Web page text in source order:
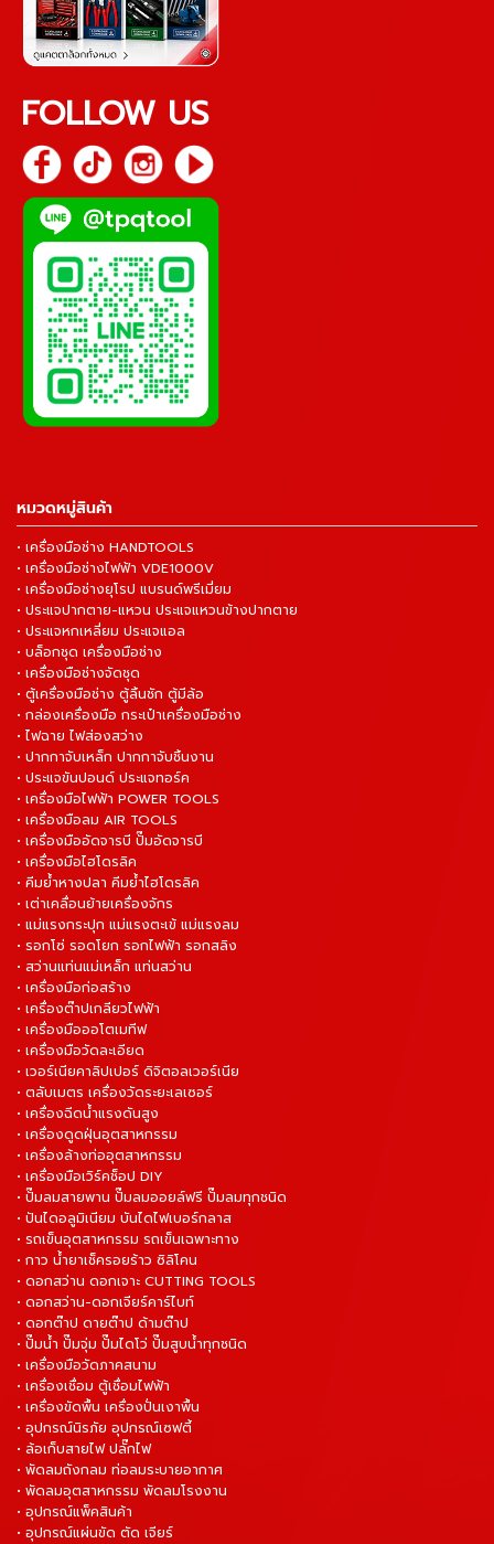
FOLLOW US
หมวดหมู่สินค้า
• เครื่องมือช่าง HANDTOOLS
• เครื่องมือช่างไฟฟ้า VDE1000V
• เครื่องมือช่างยุโรป แบรนด์พรีเมี่ยม
• ประแจปากตาย-แหวน ประแจแหวนข้างปากตาย
• ประแจหกเหลี่ยม ประแจแอล
• บล็อกชุด เครื่องมือช่าง
• เครื่องมือช่างจัดชุด
• ตู้เครื่องมือช่าง ตู้ลิ้นชัก ตู้มีล้อ
• กล่องเครื่องมือ กระเป๋าเครื่องมือช่าง
• ไฟฉาย ไฟส่องสว่าง
• ปากกาจับเหล็ก ปากกาจับชิ้นงาน
• ประแจขันปอนด์ ประแจทอร์ค
• เครื่องมือไฟฟ้า POWER TOOLS
• เครื่องมือลม AIR TOOLS
• เครื่องมืออัดจารบี ปั๊มอัดจารบี
• เครื่องมือไฮโดรลิค
• คีมย้ำหางปลา คีมย้ำไฮโดรลิค
• เต่าเคลื่อนย้ายเครื่องจักร
• แม่แรงกระปุก แม่แรงตะเข้ แม่แรงลม
• รอกโซ่ รอดโยก รอกไฟฟ้า รอกสลิง
• สว่านแท่นแม่เหล็ก แท่นสว่าน
• เครื่องมือก่อสร้าง
• เครื่องต๊าปเกลียวไฟฟ้า
• เครื่องมือออโตเมทีฟ
• เครื่องมือวัดละเอียด
• เวอร์เนียคาลิปเปอร์ ดิจิตอลเวอร์เนีย
• ตลับเมตร เครื่องวัดระยะเลเซอร์
• เครื่องฉีดน้ำแรงดันสูง
• เครื่องดูดฝุ่นอุตสาหกรรม
• เครื่องล้างท่ออุตสาหกรรม
• เครื่องมือเวิร์คช็อป DIY
• ปั๊มลมสายพาน ปั๊มลมออยล์ฟรี ปั๊มลมทุกชนิด
• ปันไดอลูมิเนียม บันไดไฟเบอร์กลาส
• รถเข็นอุตสาหกรรม รถเข็นเฉพาะทาง
• กาว น้ำยาเช็ครอยร้าว ซิลิโคน
• ดอกสว่าน ดอกเจาะ CUTTING TOOLS
• ดอกสว่าน-ดอกเจียร์คาร์ไบท์
• ดอกต๊าป ดายต๊าป ด้ามต๊าป
• ปั๊มน้ำ ปั๊มจุ่ม ปั๊มไดโว่ ปั๊มสูบน้ำทุกชนิด
• เครื่องมือวัดภาคสนาม
• เครื่องเชื่อม ตู้เชื่อมไฟฟ้า
• เครื่องขัดพื้น เครื่องปั่นเงาพื้น
• อุปกรณ์นิรภัย อุปกรณ์เซฟตี้
• ล้อเก็บสายไฟ ปลั๊กไฟ
• พัดลมถังกลม ท่อลมระบายอากาศ
• พัดลมอุตสาหกรรม พัดลมโรงงาน
• อุปกรณ์แพ็คสินค้า
• อุปกรณ์แผ่นขัด ตัด เจียร์